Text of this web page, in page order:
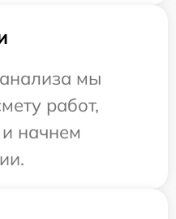
мы
работ,
начнем